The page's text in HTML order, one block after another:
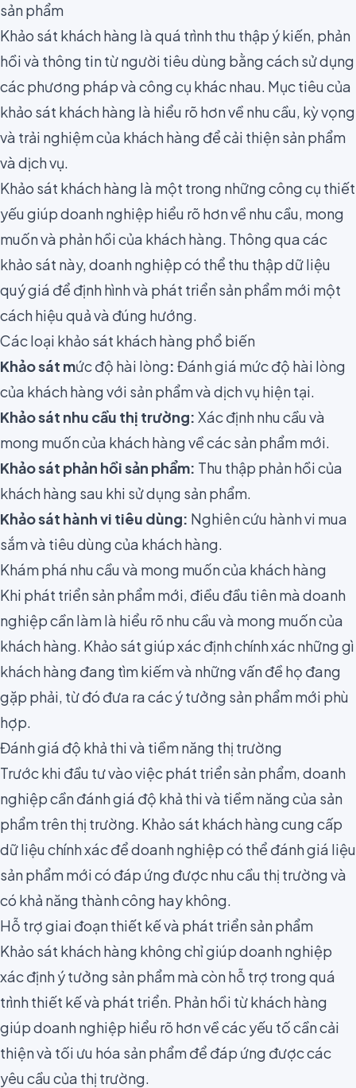
sản phẩm
Khảo sát khách hàng là quá trình thu thập ý kiến, phản
hồi và thông tin từ người tiêu dùng bằng cách sử dụng
các phương pháp và công cụ khác nhau. Mục tiêu của
khảo sát khách hàng là hiểu rõ hơn về nhu cầu, kỳ vọng
và trải nghiệm của khách hàng để cải thiện sản phẩm
và dịch vụ.
Khảo sát khách hàng là một trong những công cụ thiết
yếu giúp doanh nghiệp hiểu rõ hơn về nhu cầu, mong
muốn và phản hồi của khách hàng. Thông qua các
khảo sát này, doanh nghiệp có thể thu thập dữ liệu
quý giá để định hình và phát triển sản phẩm mới một
cách hiệu quả và đúng hướng.
Các loại khảo sát khách hàng phổ biến
Khảo sát mức độ hài lòng: Đánh giá mức độ hài lòng
của khách hàng với sản phẩm và dịch vụ hiện tại.
Khảo sát nhu cầu thị trường: Xác định nhu cầu và
mong muốn của khách hàng về các sản phẩm mới.
Khảo sát phản hồi sản phẩm: Thu thập phản hồi của
khách hàng sau khi sử dụng sản phẩm.
Khảo sát hành vi tiêu dùng: Nghiên cứu hành vi mua
sắm và tiêu dùng của khách hàng.
Khám phá nhu cầu và mong muốn của khách hàng
Khi phát triển sản phẩm mới, điều đầu tiên mà doanh
nghiệp cần làm là hiểu rõ nhu cầu và mong muốn của
khách hàng. Khảo sát giúp xác định chính xác những gì
khách hàng đang tìm kiếm và những vấn đề họ đang
gặp phải, từ đó đưa ra các ý tưởng sản phẩm mới phù
hợp.
Đánh giá độ khả thi và tiềm năng thị trường
Trước khi đầu tư vào việc phát triển sản phẩm, doanh
nghiệp cần đánh giá độ khả thi và tiềm năng của sản
phẩm trên thị trường. Khảo sát khách hàng cung cấp
dữ liệu chính xác để doanh nghiệp có thể đánh giá liệu
sản phẩm mới có đáp ứng được nhu cầu thị trường và
có khả năng thành công hay không.
Hỗ trợ giai đoạn thiết kế và phát triển sản phẩm
Khảo sát khách hàng không chỉ giúp doanh nghiệp
xác định ý tưởng sản phẩm mà còn hỗ trợ trong quá
trình thiết kế và phát triển. Phản hồi từ khách hàng
giúp doanh nghiệp hiểu rõ hơn về các yếu tố cần cải
thiện và tối ưu hóa sản phẩm để đáp ứng được các
yêu cầu của thị trường.